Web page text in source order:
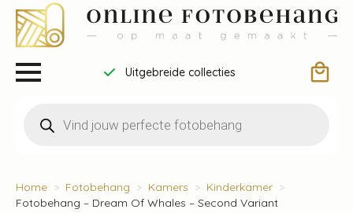
Uitgebreide collecties
zoeken
Home Fotobehang Kamers
Kinderkamer
Fotobehang – Dream Of Whales – Second Variant